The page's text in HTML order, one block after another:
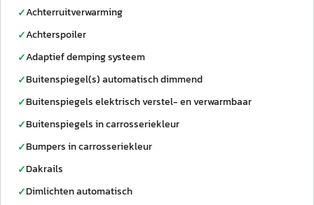
✓Achterruitverwarming
✓Achterspoiler
✓Adaptief demping systeem
✓Buitenspiegel(s) automatisch dimmend
✓Buitenspiegels elektrisch verstel- en verwarmbaar
✓Buitenspiegels in carrosseriekleur
✓Bumpers in carrosseriekleur
✓Dakrails
✓Dimlichten automatisch